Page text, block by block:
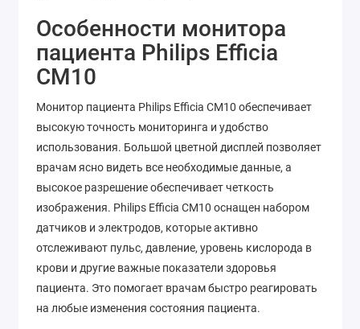
Особенности монитора
пациента Philips Efficia
CM10
Монитор пациента Philips Efficia CM10 обеспечивает
высокую точность мониторинга и удобство
использования. Большой цветной дисплей позволяет
врачам ясно видеть все необходимые данные, а
высокое разрешение обеспечивает четкость
изображения. Philips Efficia CM10 оснащен набором
датчиков и электродов, которые активно
отслеживают пульс, давление, уровень кислорода в
крови и другие важные показатели здоровья
пациента. Это помогает врачам быстро реагировать
на любые изменения состояния пациента.